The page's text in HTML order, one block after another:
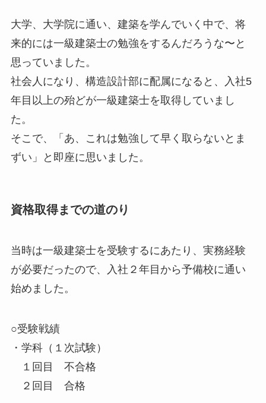
大学、大学院に通い、建築を学んでいく中で、将
来的には一級建築士の勉強をするんだろうな〜と
思っていました。
社会人になり、構造設計部に配属になると、入社5
年目以上の殆どが一級建築士を取得していまし
た。
そこで、「あ、これは勉強して早く取らないとま
ずい」と即座に思いました。
資格取得までの道のり
当時は一級建築士を受験するにあたり、実務経験
が必要だったので、入社２年目から予備校に通い
始めました。
○受験戦績
・学科（１次試験）
１回目 不合格
２回目 合格